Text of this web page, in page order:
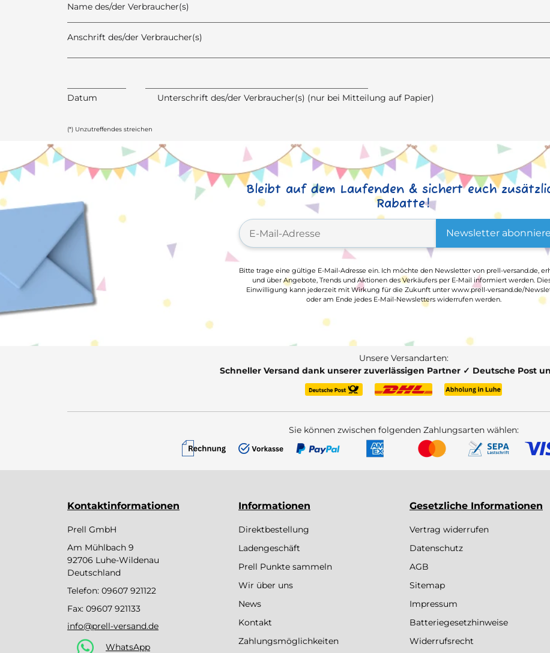
Name des/der Verbraucher(s)
Anschrift des/der Verbraucher(s)
Datum Unterschrift des/der Verbraucher(s) (nur bei Mitteilung auf Papier)
(*) Unzutreffendes streichen
Bleibt auf dem Laufenden & sichert euch
Rabatte!
Newsletter
Bitte trage eine gültige E-Mail-Adresse ein. Ich möchte den Newsletter von prell-versand.de,
und über Angebote, Trends und Aktionen des Verkäufers per E-Mail informiert werden.
Einwilligung kann jederzeit mit Wirkung für die Zukunft unter www.prell-versand.de/
oder am Ende jedes E-Mail-Newsletters widerrufen werden.
Unsere Versandarten:
Schneller Versand dank unserer zuverlässigen Partner ✓ Deutsche Post
Sie können zwischen folgenden Zahlungsarten wählen:
Kontaktinformationen
Prell GmbH
Am Mühlbach 9
92706 Luhe-Wildenau
Deutschland
Telefon: 09607 921122
Fax: 09607 921133
info@prell-versand.de
WhatsApp
Informationen
Direktbestellung
Ladengeschäft
Prell Punkte sammeln
Wir über uns
News
Kontakt
Zahlungsmöglichkeiten
Gesetzliche Informationen
Vertrag widerrufen
Datenschutz
AGB
Sitemap
Impressum
Batteriegesetzhinweise
Widerrufsrecht